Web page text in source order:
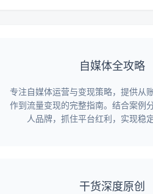
自媒体全攻略
专注自媒体运营与变现策略，提供从
作到流量变现的完整指南。结合案例
人品牌，抓住平台红利，实现稳
干货深度原创